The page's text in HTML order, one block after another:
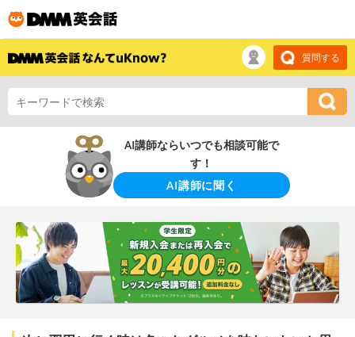
質問する
AI講師ならいつでも相談可能で
す！
AI講師に聞く